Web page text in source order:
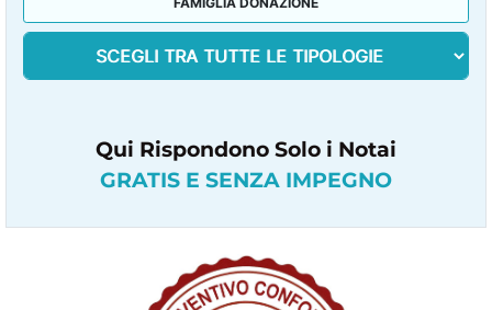
Qui Rispondono Solo i Notai
GRATIS E SENZA IMPEGNO